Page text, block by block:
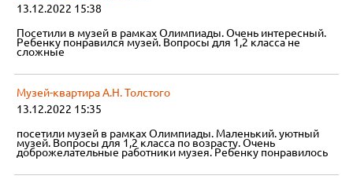
13.12.2022 15:38
Посетили в музей в рамках Олимпиады. Очень интересный.
Ребенку понравился музей. Вопросы для 1,2 класса не
сложные
Музей-квартира А.Н. Толстого
13.12.2022 15:35
посетили музей в рамках Олимпиады. Маленький. уютный
музей. Вопросы для 1,2 класса по возрасту. Очень
доброжелательные работники музея. Ребенку понравилось